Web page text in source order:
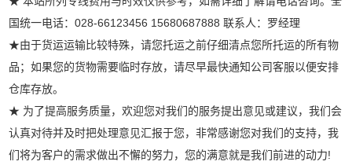
国统一电话：028-66123456 15680687888 联系人：罗经理
★由于货运运输比较特殊，请您托运之前仔细清点您所托运的所有物
品；如果您的货物需要临时存放，请尽早最快通知公司客服以便安排
仓库存放。
★ 为了提高服务质量，欢迎您对我们的服务提出意见或建议，我们会
认真对待并及时把处理意见汇报于您，非常感谢您对我们的支持，我
们将为客户的需求做出不懈的努力，您的满意就是我们前进的动力!